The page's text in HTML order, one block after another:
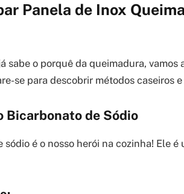
Panela de Inox
sabe o porquê da queimadura,
se para descobrir métodos caseiros
Bicarbonato de Sódio
sódio é o nosso herói na cozinha! Ele